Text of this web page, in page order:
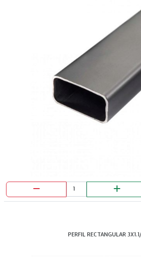
TAPA REGISTRO SENCILLO
TAPAS CAJAS ELECTRICAS
PERFIL RECTANGULAR